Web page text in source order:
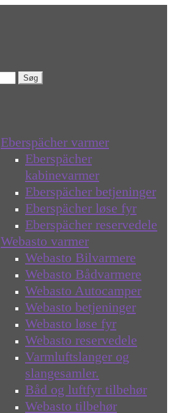
Søg
Eberspächer varmer
Eberspächer
kabinevarmer
Eberspächer betjeninger
Eberspächer løse fyr
Eberspächer reservedele
Webasto varmer
Webasto Bilvarmere
Webasto Bådvarmere
Webasto Autocamper
Webasto betjeninger
Webasto løse fyr
Webasto reservedele
Varmluftslanger og
slangesamler.
Båd og luftfyr tilbehør
Webasto tilbehør